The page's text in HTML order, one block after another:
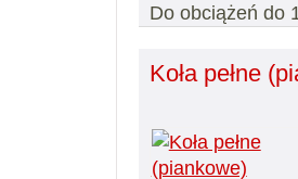
Do obciążeń do
Koła pełne